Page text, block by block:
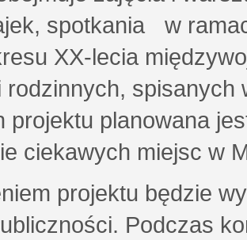
spotkania w
XX-lecia
rodzinnych,
projektu planowana
ciekawych miejsc w
projektu będzie
Podczas